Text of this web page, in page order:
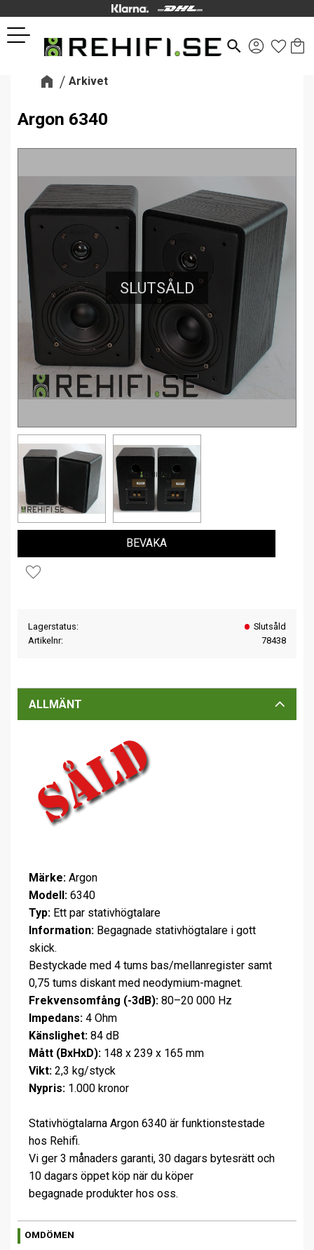
Meny
search
Arkivet
Argon 6340
SLUTSÅLD
Lägg till i favoriter
BEVAKA
Lagerstatus
Slutsåld
Artikelnr
78438
ALLMÄNT
Märke: Argon
Modell: 6340
Typ: Ett par stativhögtalare
Information: Begagnade stativhögtalare i gott
skick.
Bestyckade med 4 tums bas/mellanregister samt
0,75 tums diskant med neodymium-magnet.
Frekvensomfång (-3dB): 80–20 000 Hz
Impedans: 4 Ohm
Känslighet: 84 dB
Mått (BxHxD): 148 x 239 x 165 mm
Vikt: 2,3 kg/styck
Nypris: 1.000 kronor
Stativhögtalarna Argon 6340 är funktionstestade
hos Rehifi.
Vi ger 3 månaders garanti, 30 dagars bytesrätt och
10 dagars öppet köp när du köper
begagnade produkter hos oss.
OMDÖMEN